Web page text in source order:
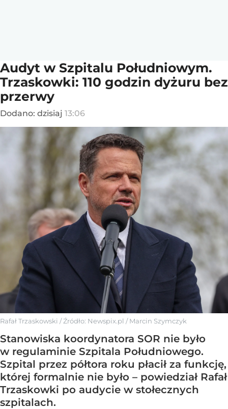
Audyt w Szpitalu Południowym.
Trzaskowki: 110 godzin dyżuru bez
przerwy
Dodano: dzisiaj 13:06
Rafał Trzaskowski / Źródło: Newspix.pl /Marcin Szymczyk
Stanowiska koordynatora SOR nie było
w regulaminie Szpitala Południowego.
Szpital przez półtora roku płacił za funkcję,
której formalnie nie było – powiedział Rafał
Trzaskowki po audycie w stołecznych
szpitalach.